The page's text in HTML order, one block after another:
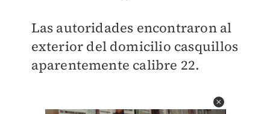
Las autoridades encontraron al
exterior del domicilio casquillos
aparentemente calibre 22.